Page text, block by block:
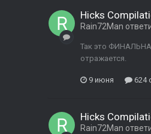
Hicks
Rain72Man
Так это
отражается.
9 июня 624
Hicks
Rain72Man